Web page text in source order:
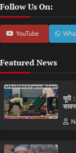
Follow Us On:
YouTube
Featured News
यूपी